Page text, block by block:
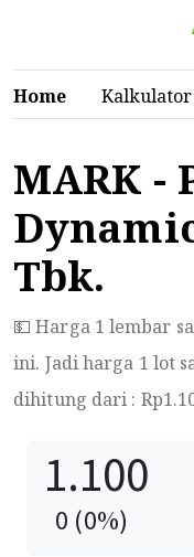
Home Kalkulator
MARK -
Tbk.
💵 Harga 1 lembar
ini. Jadi harga 1 lot
dihitung dari : Rp
1.100
0 (0%)